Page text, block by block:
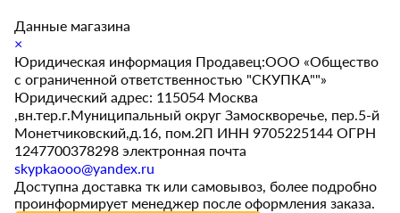
Данные магазина
×
Юридическая информация Продавец:ООО «Общество
с ограниченной ответственностью "СКУПКА""»
Юридический адрес: 115054 Москва
,вн.тер.г.Муниципальный округ Замоскворечье, пер.5-й
Монетчиковский,д.16, пом.2П ИНН 9705225144 ОГРН
1247700378298 электронная почта
skypkaooo@yandex.ru
Доступна доставка тк или самовывоз, более подробно
проинформирует менеджер после оформления заказа.